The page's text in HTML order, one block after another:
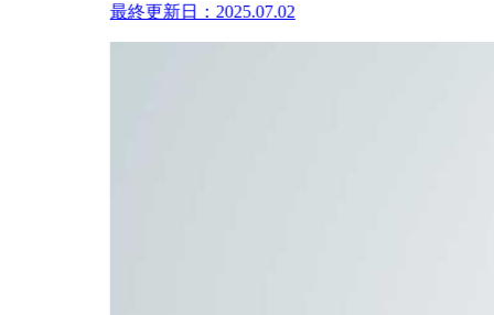
最終更新日：2025.07.02